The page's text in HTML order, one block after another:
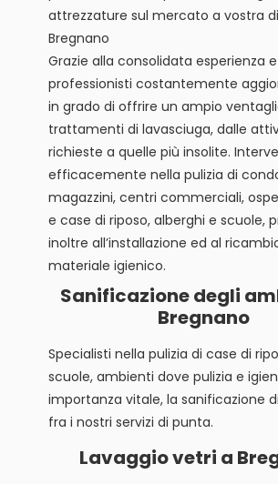
attrezzature sul mercato a vostra
Bregnano
Grazie alla consolidata esperienza
professionisti costantemente
in grado di offrire un ampio
trattamenti di lavasciuga, dalle
richieste a quelle più insolite.
efficacemente nella pulizia di
magazzini, centri commerciali,
e case di riposo, alberghi e scuole,
inoltre all’installazione ed al
materiale igienico.
Sanificazione degli
Bregnano
Specialisti nella pulizia di case di
scuole, ambienti dove pulizia e
importanza vitale, la sanificazione
fra i nostri servizi di punta.
Lavaggio vetri a